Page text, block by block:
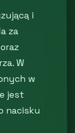
i
za
W
w
jest
nacisku